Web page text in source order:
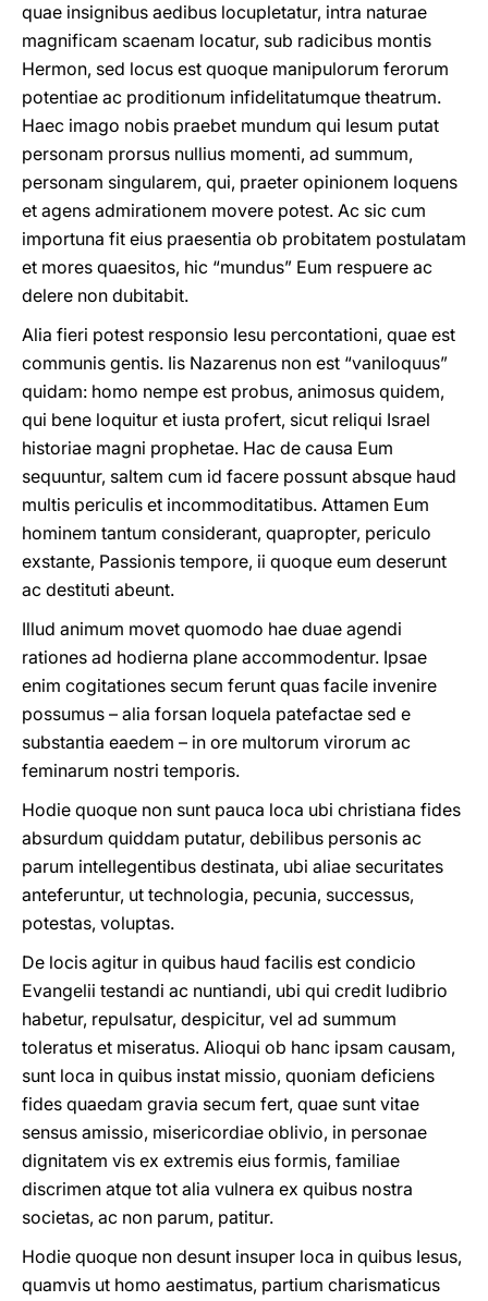
quae insignibus aedibus locupletatur, intra naturae
magnificam scaenam locatur, sub radicibus montis
Hermon, sed locus est quoque manipulorum ferorum
potentiae ac proditionum infidelitatumque theatrum.
Haec imago nobis praebet mundum qui Iesum putat
personam prorsus nullius momenti, ad summum,
personam singularem, qui, praeter opinionem loquens
et agens admirationem movere potest. Ac sic cum
importuna fit eius praesentia ob probitatem postulatam
et mores quaesitos, hic “mundus” Eum respuere ac
delere non dubitabit.
Alia fieri potest responsio Iesu percontationi, quae est
communis gentis. Iis Nazarenus non est “vaniloquus”
quidam: homo nempe est probus, animosus quidem,
qui bene loquitur et iusta profert, sicut reliqui Israel
historiae magni prophetae. Hac de causa Eum
sequuntur, saltem cum id facere possunt absque haud
multis periculis et incommoditatibus. Attamen Eum
hominem tantum considerant, quapropter, periculo
exstante, Passionis tempore, ii quoque eum deserunt
ac destituti abeunt.
Illud animum movet quomodo hae duae agendi
rationes ad hodierna plane accommodentur. Ipsae
enim cogitationes secum ferunt quas facile invenire
possumus – alia forsan loquela patefactae sed e
substantia eaedem – in ore multorum virorum ac
feminarum nostri temporis.
Hodie quoque non sunt pauca loca ubi christiana fides
absurdum quiddam putatur, debilibus personis ac
parum intellegentibus destinata, ubi aliae securitates
anteferuntur, ut technologia, pecunia, successus,
potestas, voluptas.
De locis agitur in quibus haud facilis est condicio
Evangelii testandi ac nuntiandi, ubi qui credit ludibrio
habetur, repulsatur, despicitur, vel ad summum
toleratus et miseratus. Alioqui ob hanc ipsam causam,
sunt loca in quibus instat missio, quoniam deficiens
fides quaedam gravia secum fert, quae sunt vitae
sensus amissio, misericordiae oblivio, in personae
dignitatem vis ex extremis eius formis, familiae
discrimen atque tot alia vulnera ex quibus nostra
societas, ac non parum, patitur.
Hodie quoque non desunt insuper loca in quibus Iesus,
quamvis ut homo aestimatus, partium charismaticus